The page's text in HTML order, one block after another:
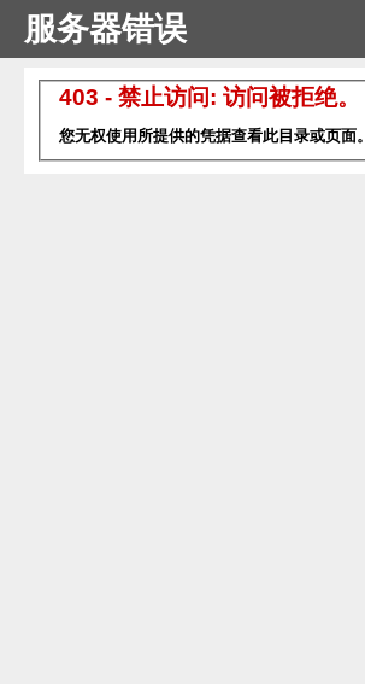
服务器错误
403 - 禁止访问: 访问被拒绝。
您无权使用所提供的凭据查看此目录或页面。